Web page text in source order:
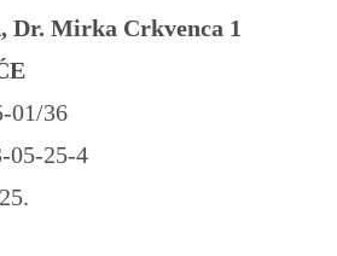
Dr. Mirka Crkvenca 1
01/36
05-25-4